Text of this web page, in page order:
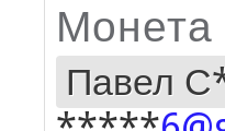
Монета
Павел